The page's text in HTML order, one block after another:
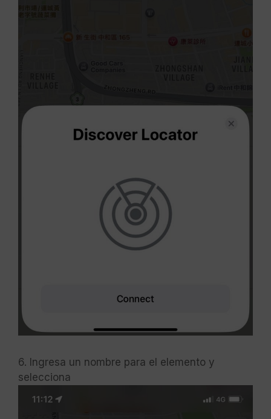
6. Ingresa un nombre para el elemento y
selecciona